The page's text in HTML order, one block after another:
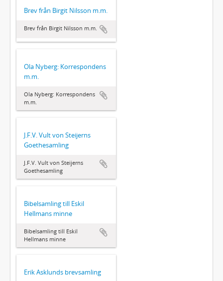
Brev från Birgit Nilsson m.m.
Brev från Birgit Nilsson m.m.
Ola Nyberg: Korrespondens
m.m.
Ola Nyberg: Korrespondens
m.m.
J.F.V. Vult von Steijerns
Goethesamling
J.F.V. Vult von Steijerns
Goethesamling
Bibelsamling till Eskil
Hellmans minne
Bibelsamling till Eskil
Hellmans minne
Erik Asklunds brevsamling